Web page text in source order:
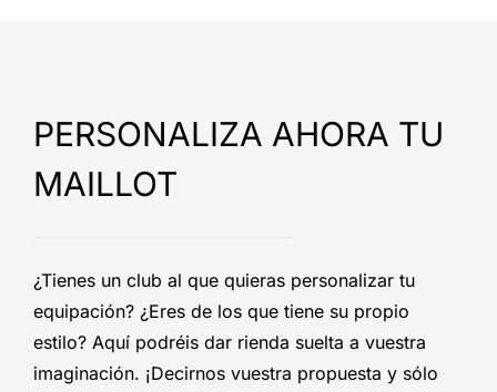
PERSONALIZA AHORA TU
MAILLOT
¿Tienes un club al que quieras personalizar tu
equipación? ¿Eres de los que tiene su propio
estilo? Aquí podréis dar rienda suelta a vuestra
imaginación. ¡Decirnos vuestra propuesta y sólo